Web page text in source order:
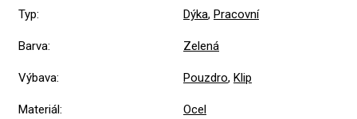
Typ: Dýka, Pracovní
Barva: Zelená
Výbava: Pouzdro, Klip
Materiál: Ocel